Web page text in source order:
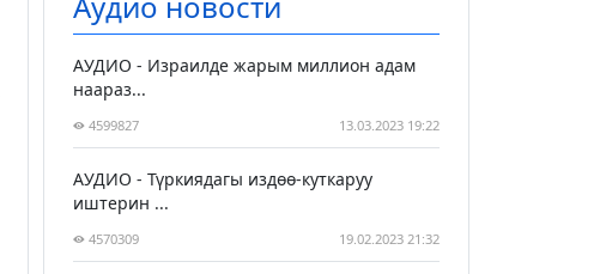
АУДИО - Израилде жарым миллион адам
наараз...
4599827 13.03.2023 19:22
АУДИО - Түркиядагы издөө-куткаруу
иштерин ...
4570309 19.02.2023 21:32